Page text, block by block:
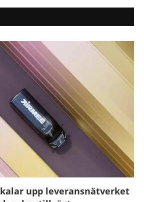
upp leveransnätverket